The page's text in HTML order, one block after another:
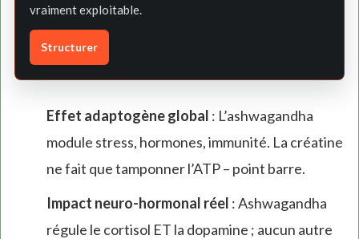
vraiment exploitable.
Structurer
Effet adaptogène global : L’ashwagandha
module stress, hormones, immunité. La créatine
ne fait que tamponner l’ATP – point barre.
Impact neuro-hormonal réel : Ashwagandha
régule le cortisol ET la dopamine ; aucun autre